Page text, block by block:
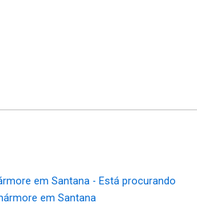
em Santana - Está procurando
em Santana